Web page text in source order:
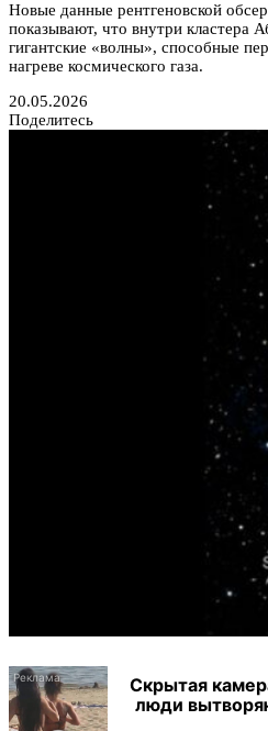
Новые данные рентгеновской
показывают, что внутри кластера
гигантские «волны», способные
нагреве космического газа.
20.05.2026
Поделитесь
Скрытая
люди